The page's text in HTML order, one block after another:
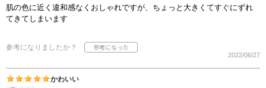
肌の色に近く違和感なくおしゃれですが、ちょっと大きくてすぐにずれ
てきてしまいます
参考になりましたか？
2022/06/27
かわいい